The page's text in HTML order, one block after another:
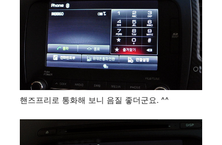
핸즈프리로 통화해 보니 음질 좋더군요. ^^